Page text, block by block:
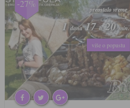
-27%
preostalo vreme
1dana 17h 20min.
više o popustu
preostalo vreme
1dana 17h 20min.
više o popustu